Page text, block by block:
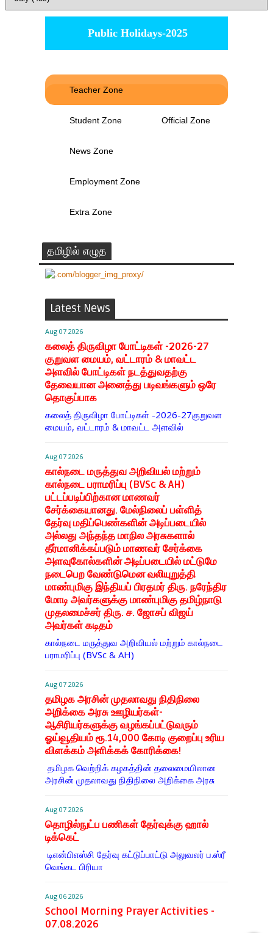
Public Holidays-2025
Teacher Zone
Student Zone Official Zone
News Zone
Employment Zone
Extra Zone
தமிழில் எழுத
Latest News
Aug 07 2026
கலைத் திருவிழா போட்டிகள் -2026-27
குறுவள மையம், வட்டாரம் & மாவட்ட
அளவில் போட்டிகள் நடத்துவதற்கு
தேவையான அனைத்து படிவங்களும் ஒரே
தொகுப்பாக
கலைத் திருவிழா போட்டிகள் -2026-27குறுவள
மையம், வட்டாரம் & மாவட்ட அளவில்
Aug 07 2026
கால்நடை மருத்துவ அறிவியல் மற்றும்
கால்நடை பராமரிப்பு (BVSc & AH)
பட்டப்படிப்பிற்கான மாணவர்
சேர்க்கையானது. மேல்நிலைப் பள்ளித்
தேர்வு மதிப்பெண்களின் அடிப்படையில்
அல்லது அந்தந்த மாநில அரசுகளால்
தீர்மானிக்கப்படும் மாணவர் சேர்க்கை
அளவுகோல்களின் அடிப்படையில் மட்டுமே
நடைபெற வேண்டுமென வலியுறுத்தி
மாண்புமிகு இந்தியப் பிரதமர் திரு. நரேந்திர
மோடி அவர்களுக்கு மாண்புமிகு தமிழ்நாடு
முதலமைச்சர் திரு. ச. ஜோசப் விஜய்
அவர்கள் கடிதம்
கால்நடை மருத்துவ அறிவியல் மற்றும் கால்நடை
பராமரிப்பு (BVSc & AH)
Aug 07 2026
தமிழக அரசின் முதலாவது நிதிநிலை
அறிக்கை அரசு ஊழியர்கள்-
ஆசிரியர்களுக்கு வழங்கப்பட்டுவரும்
ஓய்வூதியம் ரூ.14,000 கோடி குறைப்பு உரிய
விளக்கம் அளிக்கக் கோரிக்கை!
தமிழக வெற்றிக் கழகத்தின் தலைமையிலான
அரசின் முதலாவது நிதிநிலை அறிக்கை அரசு
Aug 07 2026
தொழில்நுட்ப பணிகள் தேர்வுக்கு ஹால் ​
டிக்கெட்
டிஎன்​பிஎஸ்சி தேர்வு கட்​டுப்​பாட்டு அலு​வலர் ப.ஸ்ரீ
வெங்கட பிரியா
Aug 06 2026
School Morning Prayer Activities -
07.08.2026